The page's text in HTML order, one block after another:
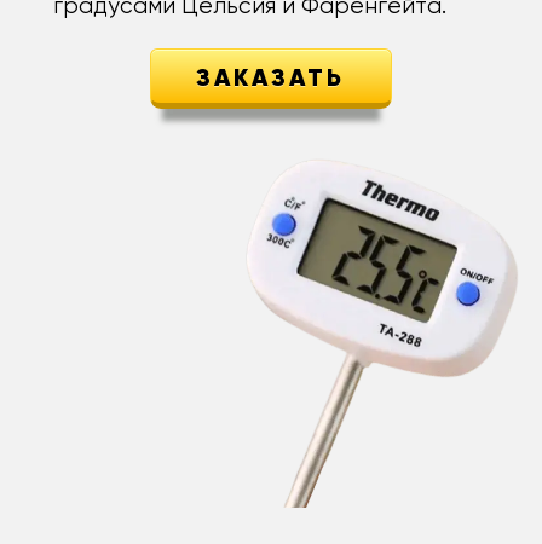
градусами Цельсия и Фаренгейта.
ЗАКАЗАТЬ